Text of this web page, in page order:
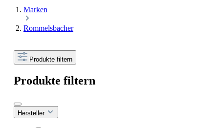
Marken
Rommelsbacher
Produkte filtern
Produkte filtern
Hersteller